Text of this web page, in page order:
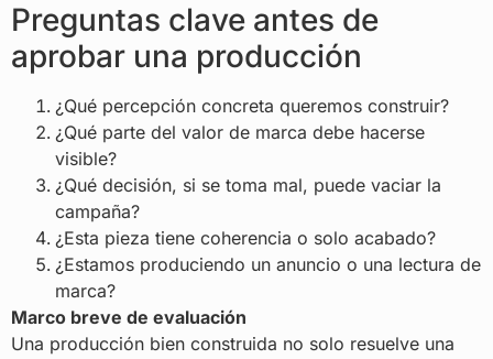
Preguntas clave antes de
aprobar una producción
¿Qué percepción concreta queremos construir?
¿Qué parte del valor de marca debe hacerse
visible?
¿Qué decisión, si se toma mal, puede vaciar la
campaña?
¿Esta pieza tiene coherencia o solo acabado?
¿Estamos produciendo un anuncio o una lectura de
marca?
Marco breve de evaluación
Una producción bien construida no solo resuelve una